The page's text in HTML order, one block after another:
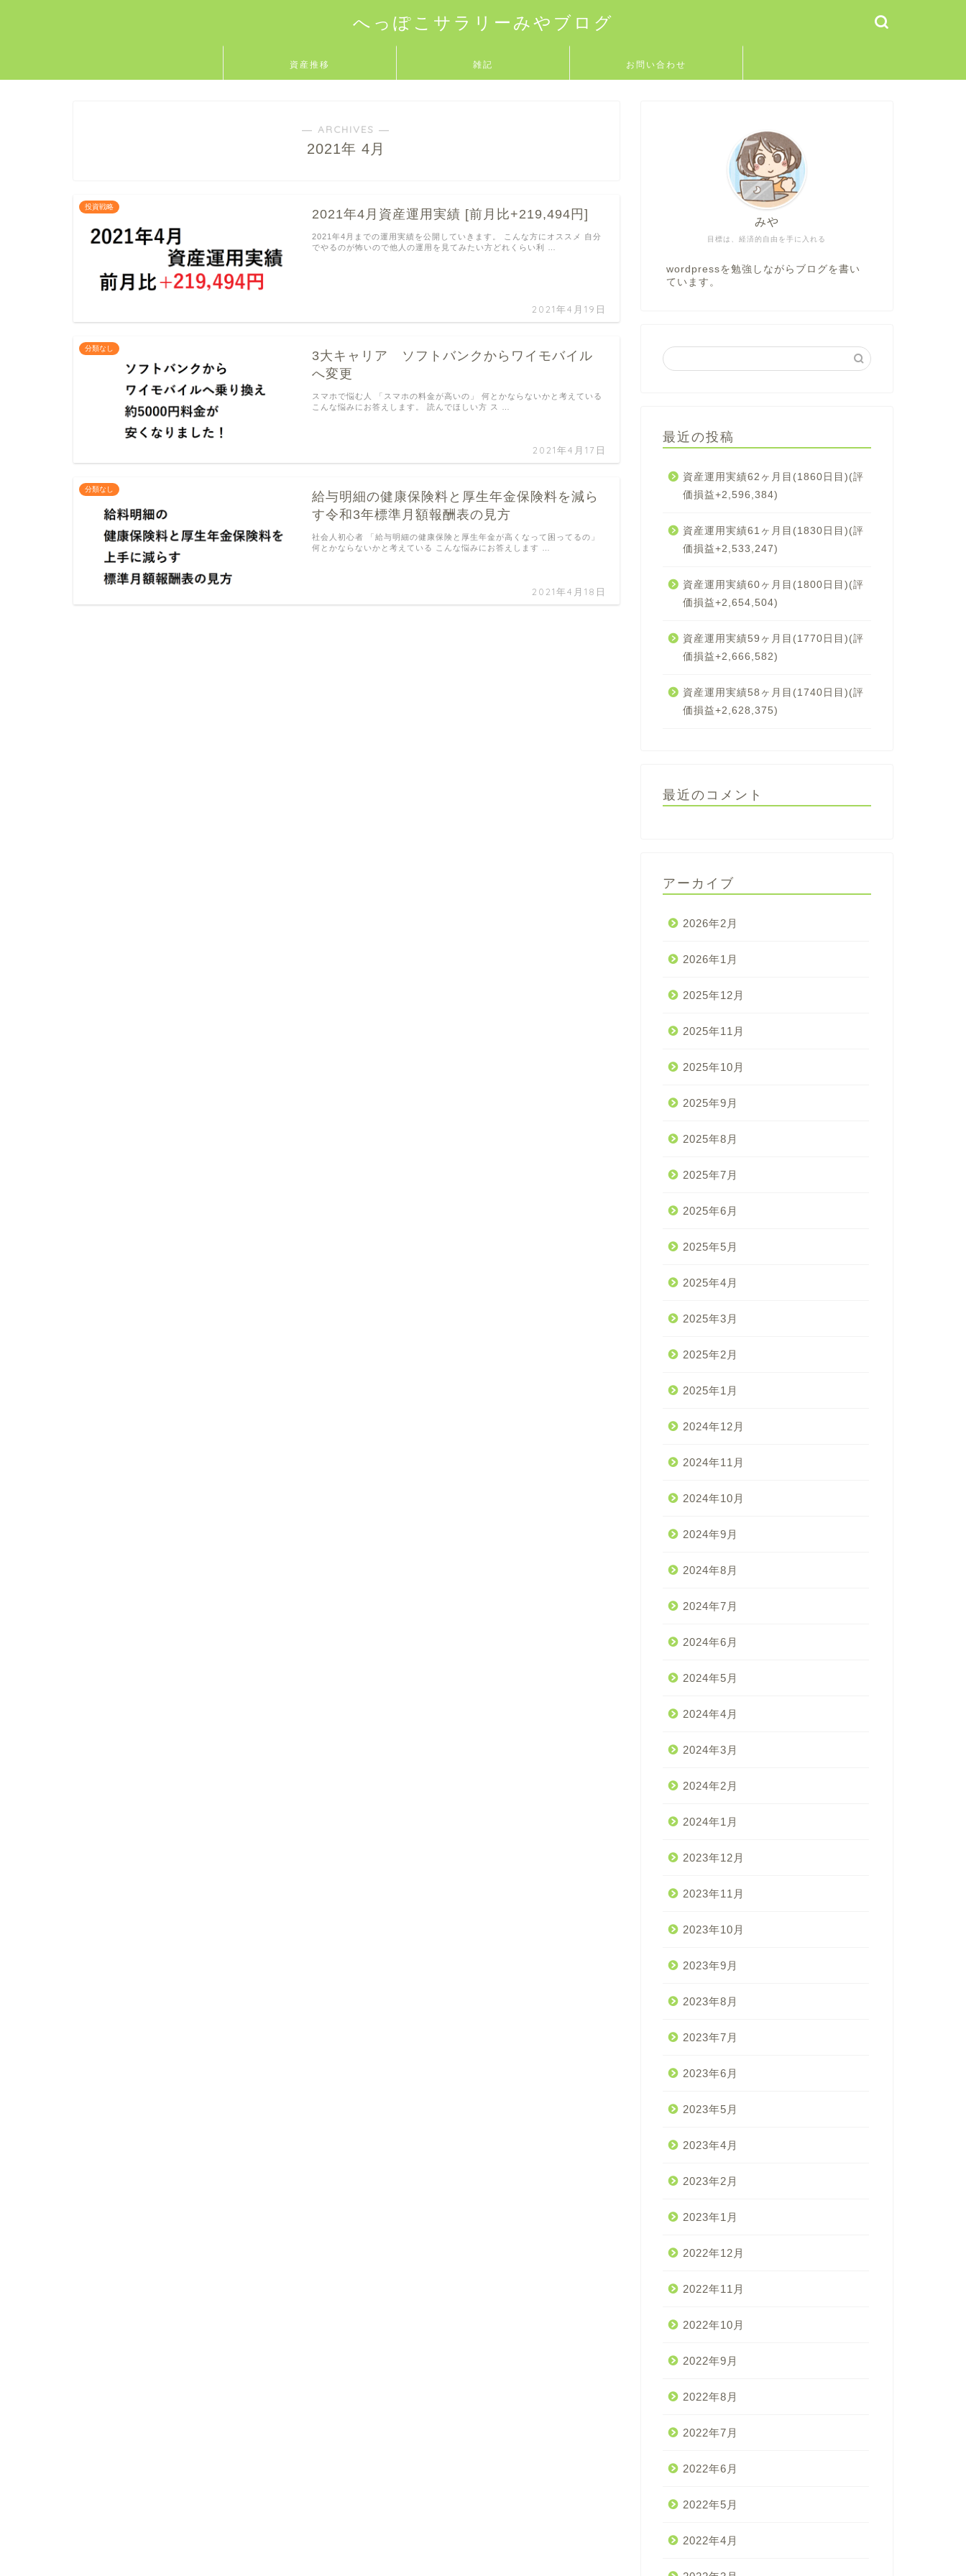
へっぽこサラリーみやブログ
資産推移 雑記 お問い合わせ
― ARCHIVES ―
2021年 4月
投資戦略
2021年4月資産運用実績 [前月比+219,494円]
2021年4月19日
2021年4月までの運用実績を公開していきます。 こんな方にオススメ 自分
でやるのが怖いので他人の運用を見てみたい方どれくらい利 …
分類なし
3大キャリア ソフトバンクからワイモバイル
へ変更
2021年4月17日
スマホで悩む人 「スマホの料金が高いの」 何とかならないかと考えている
こんな悩みにお答えします。 読んでほしい方 ス …
分類なし
給与明細の健康保険料と厚生年金保険料を減ら
す令和3年標準月額報酬表の見方
2021年4月18日
社会人初心者 「給与明細の健康保険と厚生年金が高くなって困ってるの」
何とかならないかと考えている こんな悩みにお答えします …
目標は、経済的自由を手に入れる
みや
wordpressを勉強しながらブログを書い
ています。
最近の投稿
資産運用実績62ヶ月目(1860日目)(評
価損益+2,596,384)
資産運用実績61ヶ月目(1830日目)(評
価損益+2,533,247)
資産運用実績60ヶ月目(1800日目)(評
価損益+2,654,504)
資産運用実績59ヶ月目(1770日目)(評
価損益+2,666,582)
資産運用実績58ヶ月目(1740日目)(評
価損益+2,628,375)
最近のコメント
アーカイブ
2026年2月
2026年1月
2025年12月
2025年11月
2025年10月
2025年9月
2025年8月
2025年7月
2025年6月
2025年5月
2025年4月
2025年3月
2025年2月
2025年1月
2024年12月
2024年11月
2024年10月
2024年9月
2024年8月
2024年7月
2024年6月
2024年5月
2024年4月
2024年3月
2024年2月
2024年1月
2023年12月
2023年11月
2023年10月
2023年9月
2023年8月
2023年7月
2023年6月
2023年5月
2023年4月
2023年2月
2023年1月
2022年12月
2022年11月
2022年10月
2022年9月
2022年8月
2022年7月
2022年6月
2022年5月
2022年4月